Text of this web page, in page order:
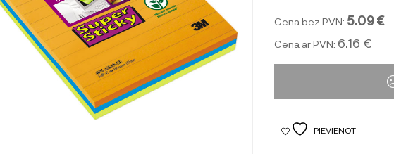
Cena bez PVN: 5.09 €
Cena ar PVN: 6.16 €
PIEVIENOT